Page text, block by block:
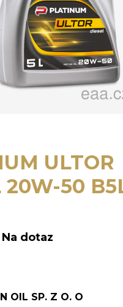
ULTOR
20W-50
dotaz
OIL SP. Z O. O